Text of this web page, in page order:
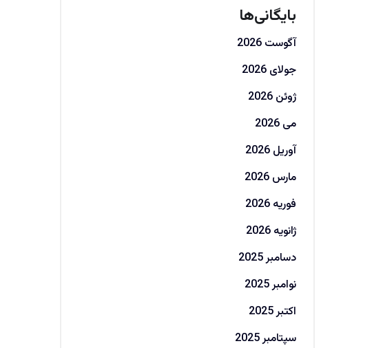
بایگانی‌ها
آگوست 2026
جولای 2026
ژوئن 2026
می 2026
آوریل 2026
مارس 2026
فوریه 2026
ژانویه 2026
دسامبر 2025
نوامبر 2025
اکتبر 2025
سپتامبر 2025